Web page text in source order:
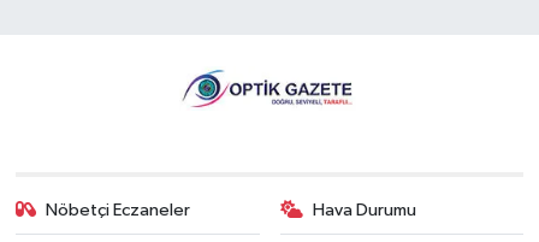
Nöbetçi Eczaneler Hava Durumu